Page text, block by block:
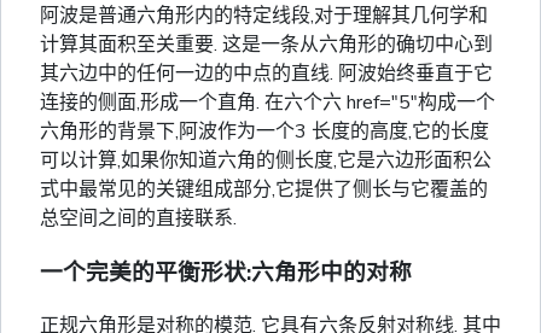
阿波是普通六角形内的特定线段,对于理解其几何学和
计算其面积至关重要. 这是一条从六角形的确切中心到
其六边中的任何一边的中点的直线. 阿波始终垂直于它
连接的侧面,形成一个直角. 在六个六 href="5"构成一个
六角形的背景下,阿波作为一个3 长度的高度,它的长度
可以计算,如果你知道六角的侧长度,它是六边形面积公
式中最常见的关键组成部分,它提供了侧长与它覆盖的
总空间之间的直接联系.
一个完美的平衡形状:六角形中的对称
正规六角形是对称的模范. 它具有六条反射对称线. 其中